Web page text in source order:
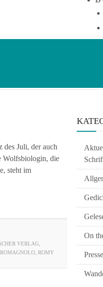
Juli, der auch
Wolfsbiologin, die
steht im
VERLAG
ROMY
On
Presse